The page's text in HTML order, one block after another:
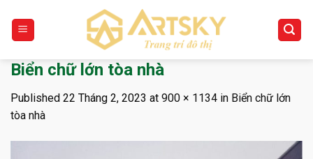
content
Biển chữ lớn tòa nhà
Published 22 Tháng 2, 2023 at 900 × 1134 in Biển chữ lớn
tòa nhà